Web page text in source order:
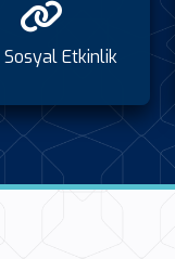
Sosyal Etkinlik